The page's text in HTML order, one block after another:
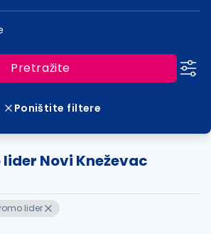
Pretražite
Poništite filtere
lider Novi Kneževac
lider